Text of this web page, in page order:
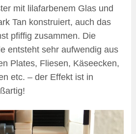
mit lilafarbenem Glas und
Tan konstruiert, auch das
pfiffig zusammen. Die
entsteht sehr aufwendig aus
Plates, Fliesen, Käseecken,
etc. – der Effekt ist in